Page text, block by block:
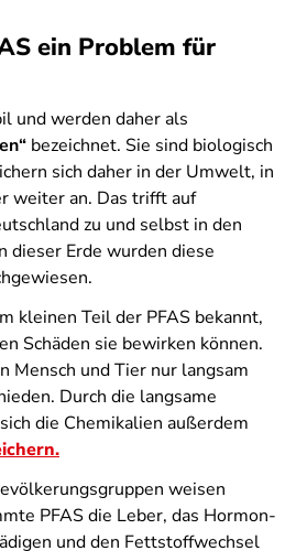
ein Problem für
und werden daher als
bezeichnet. Sie sind biologisch
sich daher in der Umwelt, in
weiter an. Das trifft auf
zu und selbst in den
dieser Erde wurden diese
kleinen Teil der PFAS bekannt,
Schäden sie bewirken können.
Mensch und Tier nur langsam
Durch die langsame
die Chemikalien außerdem
weisen
PFAS die Leber, das Hormon-
und den Fettstoffwechsel